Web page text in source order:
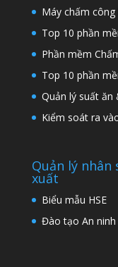
Máy chấm
Top 10 phần
Phần mềm
Top 10 phần
Quản lý suất ăn
Kiểm soát ra
Quản lý
xuất
Biểu mẫu HSE
Đào tạo An